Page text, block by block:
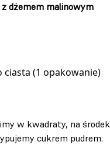
dżemem malinowym
(1 opakowanie)
w kwadraty, na
cukrem pudrem.